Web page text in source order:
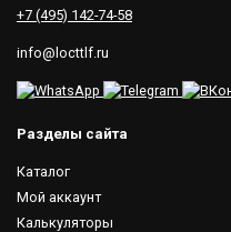
+7 (495) 142-74-58
info@locttlf.ru
Разделы сайта
Каталог
Мой аккаунт
Калькуляторы